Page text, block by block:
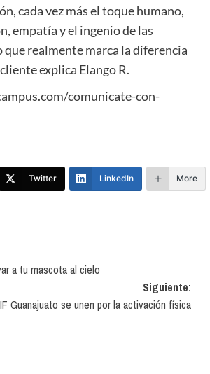
cada vez más el toque humano,
empatía y el ingenio de las
que realmente marca la diferencia
explica Elango R.
comunicate-con-
Twitter LinkedIn More
a tu mascota al cielo
Siguiente:
Guanajuato se unen por la activación física